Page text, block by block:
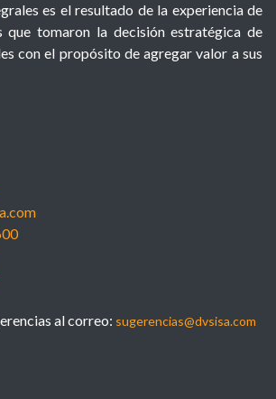
es el resultado de la experiencia de
que tomaron la decisión estratégica de
con el propósito de agregar valor a sus
al correo: sugerencias@dvsisa.com